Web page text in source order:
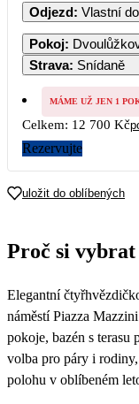
1
7
8 200
8
14
6 350
15
21
6 350
22
6 350
Odjezd: Vlastní
Pokoj:
Strava: Snídaně
MÁME UŽ JEN 1
Celkem: 12 700 Kč
Rezervujte
uložit do oblíbených
Proč si
Elegantní
náměstí Piazza
pokoje, bazén s terasu
volba pro páry i
polohu v oblíbeném